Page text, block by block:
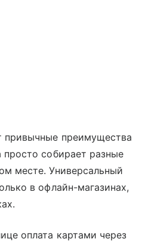
привычные преимущества
просто собирает разные
месте. Универсальный
в офлайн-магазинах,
оплата картами через